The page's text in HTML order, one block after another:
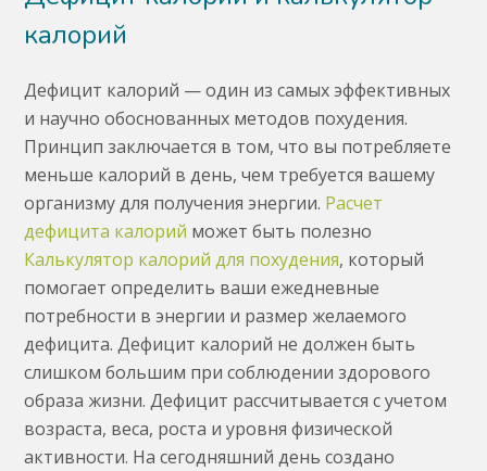
калорий
Дефицит калорий — один из самых эффективных
и научно обоснованных методов похудения.
Принцип заключается в том, что вы потребляете
меньше калорий в день, чем требуется вашему
организму для получения энергии. Расчет
дефицита калорий может быть полезно
Калькулятор калорий для похудения, который
помогает определить ваши ежедневные
потребности в энергии и размер желаемого
дефицита. Дефицит калорий не должен быть
слишком большим при соблюдении здорового
образа жизни. Дефицит рассчитывается с учетом
возраста, веса, роста и уровня физической
активности. На сегодняшний день создано